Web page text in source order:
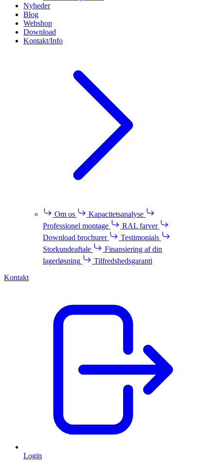
Nyheder
Blog
Webshop
Download
Kontakt/Info
Om os
Kapacitetsanalyse
Professionel montage
RAL farver
Download brochurer
Testimonials
Storkundeaftale
Finansiering af din
lagerløsning
Tilfredshedsgaranti
Kontakt
Login